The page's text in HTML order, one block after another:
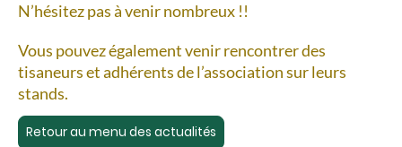
N’hésitez pas à venir nombreux !!
Vous pouvez également venir rencontrer des
tisaneurs et adhérents de l’association sur leurs
stands.
Retour au menu des actualités